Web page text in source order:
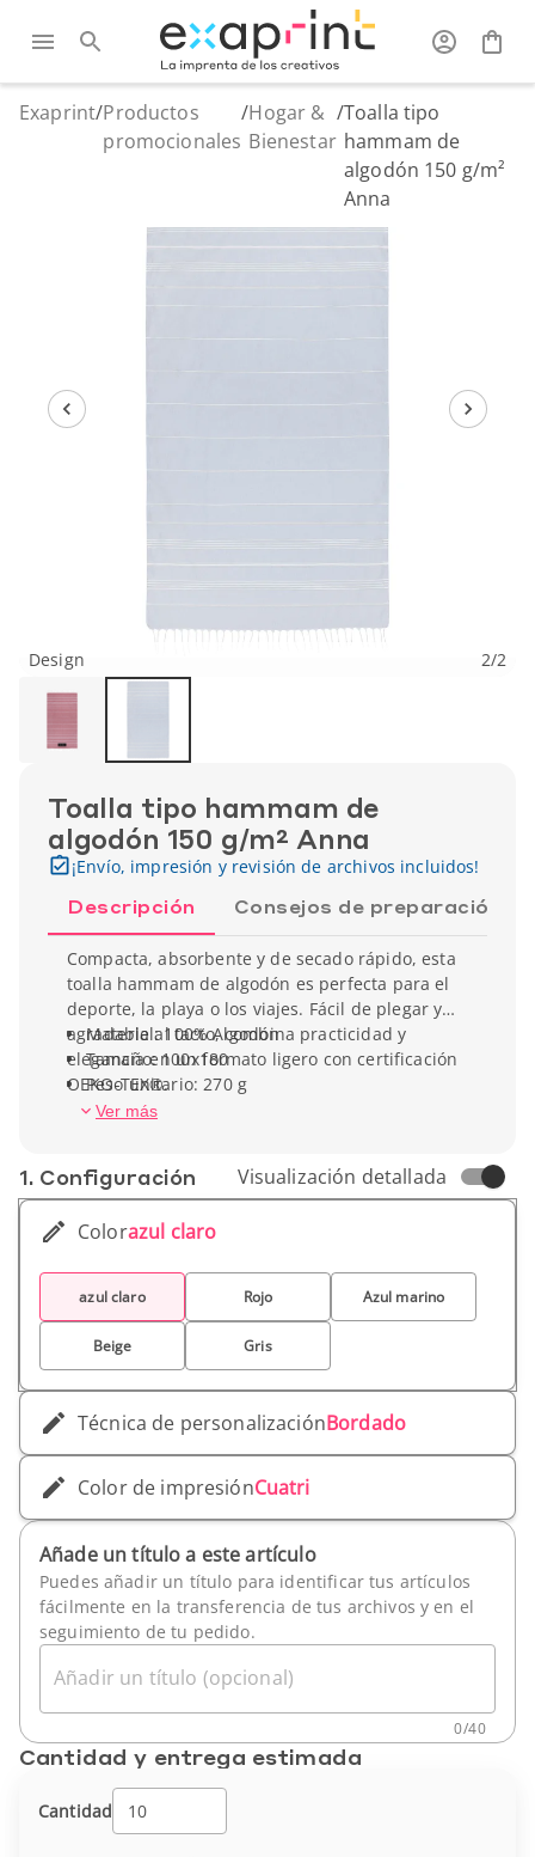
Exaprint/Productos
promocionales
/Hogar &
Bienestar
/Toalla tipo
hammam de
algodón 150 g/m²
Anna
Design 2/2
Toalla tipo hammam de
algodón 150 g/m² Anna
¡Envío, impresión y revisión de archivos incluidos!
Descripción Consejos de preparación
Compacta, absorbente y de secado rápido, esta
toalla hammam de algodón es perfecta para el
deporte, la playa o los viajes. Fácil de plegar y
agradable al tacto, combina practicidad y
elegancia en un formato ligero con certificación
OEKO-TEX®.
Material: 100% Algodón
Tamaño: 100x180
Peso unitario: 270 g
Ver más
1. Conf­iguración Visualización detallada
Colorazul claro
azul claro Rojo Azul marino
Beige Gris
Técnica de personalizaciónBordado
Color de impresiónCuatri
Añade un título a este artículo
Puedes añadir un título para identificar tus artículos
fácilmente en la transferencia de tus archivos y en el
seguimiento de tu pedido.
Añadir un título (opcional)
0/40
Cantidad y entrega estimada
Cantidad